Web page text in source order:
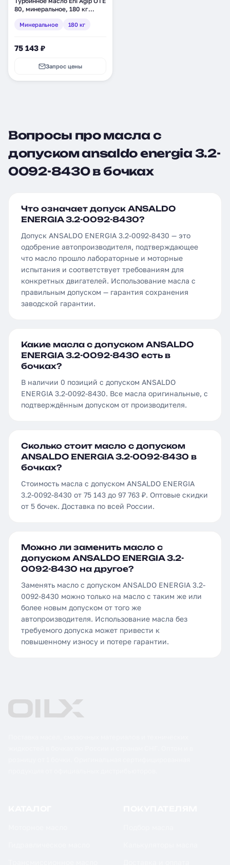
80, минеральное, 180 кг
Минеральное 180 кг
75 143 ₽
Запрос цены
Вопросы про масла с
допуском ansaldo energia 3.2-
0092-8430 в бочках
Что означает допуск ANSALDO
ENERGIA 3.2-0092-8430?
Допуск ANSALDO ENERGIA 3.2-0092-8430 — это
одобрение автопроизводителя, подтверждающее
что масло прошло лабораторные и моторные
испытания и соответствует требованиям для
конкретных двигателей. Использование масла с
правильным допуском — гарантия сохранения
заводской гарантии.
Какие масла с допуском ANSALDO
ENERGIA 3.2-0092-8430 есть в
бочках?
В наличии 0 позиций с допуском ANSALDO
ENERGIA 3.2-0092-8430. Все масла оригинальные, с
подтверждённым допуском от производителя.
Сколько стоит масло с допуском
ANSALDO ENERGIA 3.2-0092-8430 в
бочках?
Стоимость масла с допуском ANSALDO ENERGIA
3.2-0092-8430 от 75 143 до 97 763 ₽. Оптовые скидки
от 5 бочек. Доставка по всей России.
Можно ли заменить масло с
допуском ANSALDO ENERGIA 3.2-
0092-8430 на другое?
Заменять масло с допуском ANSALDO ENERGIA 3.2-
0092-8430 можно только на масло с таким же или
более новым допуском от того же
автопроизводителя. Использование масла без
требуемого допуска может привести к
повышенному износу и потере гарантии.